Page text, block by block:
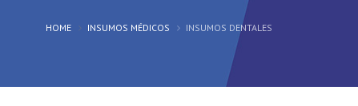
HOME INSUMOS MÉDICOS INSUMOS DENTALES